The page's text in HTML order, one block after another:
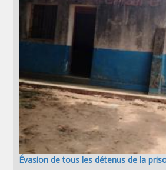
Évasion de tous les détenus de la